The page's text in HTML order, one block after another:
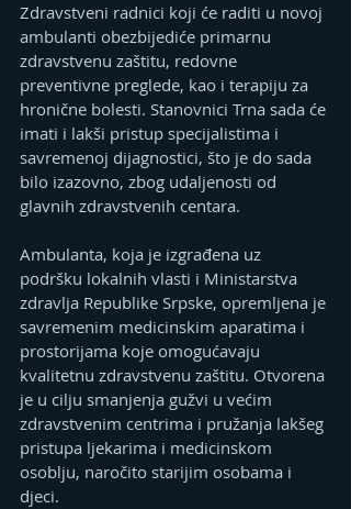
Zdravstveni radnici koji će raditi u novoj
ambulanti obezbijediće primarnu
zdravstvenu zaštitu, redovne
preventivne preglede, kao i terapiju za
hronične bolesti. Stanovnici Trna sada će
imati i lakši pristup specijalistima i
savremenoj dijagnostici, što je do sada
bilo izazovno, zbog udaljenosti od
glavnih zdravstvenih centara.
Ambulanta, koja je izgrađena uz
podršku lokalnih vlasti i Ministarstva
zdravlja Republike Srpske, opremljena je
savremenim medicinskim aparatima i
prostorijama koje omogućavaju
kvalitetnu zdravstvenu zaštitu. Otvorena
je u cilju smanjenja gužvi u većim
zdravstvenim centrima i pružanja lakšeg
pristupa ljekarima i medicinskom
osoblju, naročito starijim osobama i
djeci.